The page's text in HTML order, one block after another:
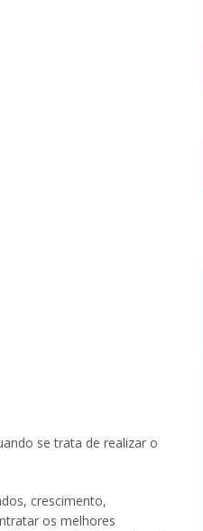
se trata de realizar o
crescimento,
os melhores